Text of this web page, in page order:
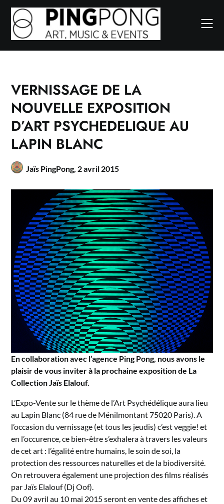
Skip
content
VERNISSAGE DE LA
NOUVELLE EXPOSITION
D’ART PSYCHEDELIQUE AU
LAPIN BLANC
Jaïs PingPong, 2 avril 2015
En collaboration avec l’agence Ping Pong, nous avons le
plaisir de vous inviter à la prochaine exposition de La
Collection Jaïs Elalouf.
L’Expo-Vente sur le thème de l’Art Psychédélique aura lieu
au Lapin Blanc (84 rue de Ménilmontant 75020 Paris). A
l’occasion du vernissage (et tous les jeudis) c’est veggie! et
en l’occurence, ce bien-être s’exhalera à travers les valeurs
de cet art : l’égalité entre humains, le soin de soi, la
protection des ressources naturelles et de la biodiversité.
On retrouvera également une projection des films réalisés
par Jaïs Elalouf (Dj Oof).
Du 09 avril au 10 mai 2015 seront en vente des affiches et